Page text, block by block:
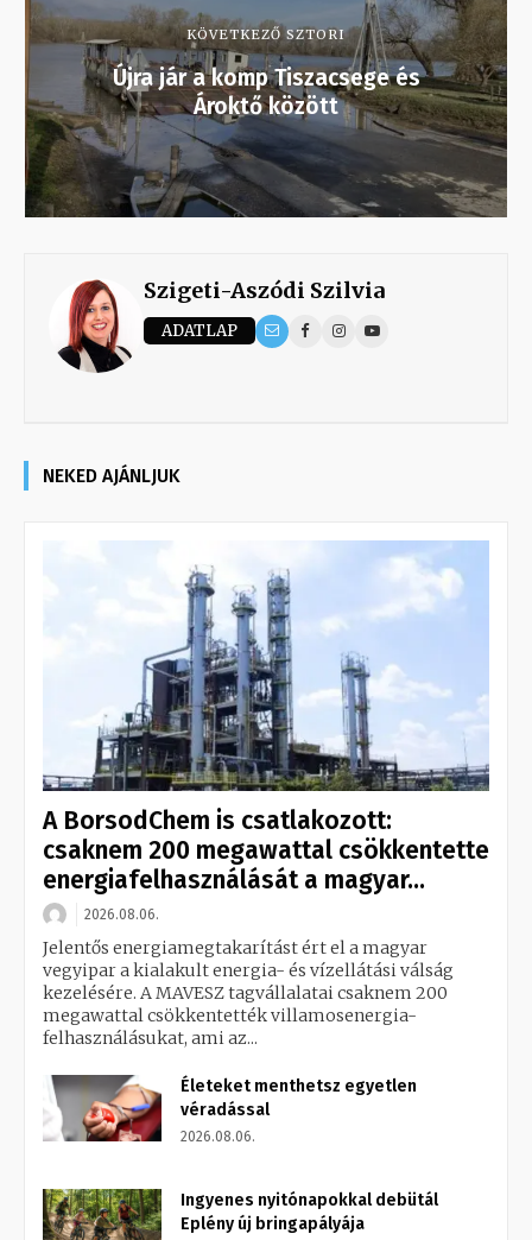
KÖVETKEZŐ SZTORI
Újra jár a komp Tiszacsege és
Ároktő között
Szigeti-Aszódi Szilvia
ADATLAP
NEKED AJÁNLJUK
A BorsodChem is csatlakozott:
csaknem 200 megawattal csökkentette
energiafelhasználását a magyar...
2026.08.06.
Jelentős energiamegtakarítást ért el a magyar
vegyipar a kialakult energia- és vízellátási válság
kezelésére. A MAVESZ tagvállalatai csaknem 200
megawattal csökkentették villamosenergia-
felhasználásukat, ami az...
Életeket menthetsz egyetlen
véradással
2026.08.06.
Ingyenes nyitónapokkal debütál
Eplény új bringapályája